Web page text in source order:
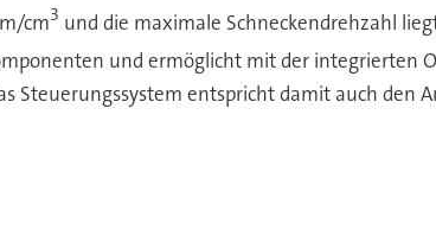
cm3 und die maximale Schneckendrehzahl
und ermöglicht mit der integrierten
Steuerungssystem entspricht damit auch den